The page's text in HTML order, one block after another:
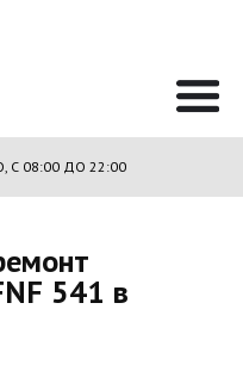
С 08:00 ДО 22:00
541 в